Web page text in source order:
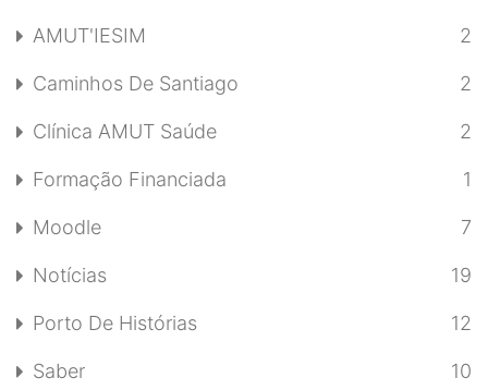
AMUT'IESIM 2
Caminhos De Santiago 2
Clínica AMUT Saúde 2
Formação Financiada 1
Moodle 7
Notícias 19
Porto De Histórias 12
Saber 10